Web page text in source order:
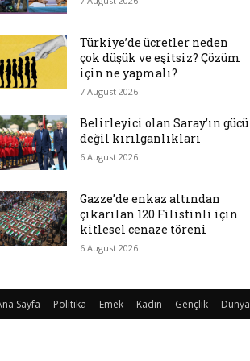
Türkiye’de ücretler neden
çok düşük ve eşitsiz? Çözüm
için ne yapmalı?
7 August 2026
Belirleyici olan Saray’ın gücü
değil kırılganlıkları
6 August 2026
Gazze’de enkaz altından
çıkarılan 120 Filistinli için
kitlesel cenaze töreni
6 August 2026
Sayfa Politika Emek Kadın Gençlik Dünya